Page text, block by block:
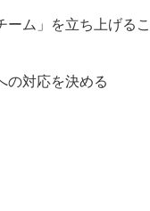
ム」を立ち上げる
の対応を決める